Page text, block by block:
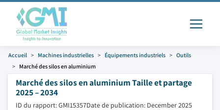
Accueil Machines industrielles Équipements industriels
Outils
Marché des silos en aluminium
Marché des silos en aluminium Taille et partage
2025 – 2034
ID du rapport: GMI15357Date de publication: December 2025